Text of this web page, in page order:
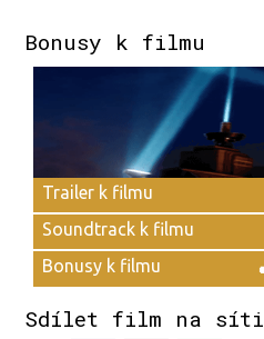
Bonusy k filmu
Trailer k filmu
Soundtrack k filmu
Bonusy k filmu
Sdílet film na síti